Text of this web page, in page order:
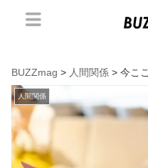
BUZZmag > 人間関係 > 今ここ
人間関係